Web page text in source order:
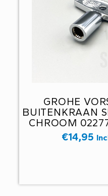
GROHE
BUITENKRAAN
CHROOM
€14,95